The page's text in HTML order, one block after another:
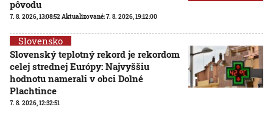
pôvodu
7. 8. 2026, 13:08:52Aktualizované:7. 8. 2026, 19:12:00
Slovensko
Slovenský teplotný rekord je rekordom
celej strednej Európy: Najvyššiu
hodnotu namerali v obci Dolné
Plachtince
7. 8. 2026, 12:32:51